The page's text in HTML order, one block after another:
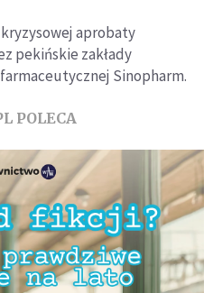
kryzysowej aprobaty
pekińskie zakłady
Sinopharm.
POLECA